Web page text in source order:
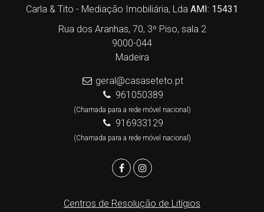
Carla & Tito - Mediação Imobiliária, Lda AMI: 15431
Rua dos Aranhas, 70, 3º Piso, sala 2
9000-044
Madeira
geral@casaseteto.pt
961050389
(Chamada para a rede móvel nacional)
916933129
(Chamada para a rede móvel nacional)
Centros de Resolução de Litígios